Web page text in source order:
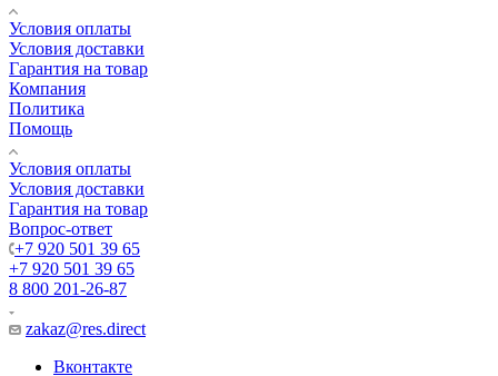
Условия оплаты
Условия доставки
Гарантия на товар
Компания
Политика
Помощь
Условия оплаты
Условия доставки
Гарантия на товар
Вопрос-ответ
+7 920 501 39 65
+7 920 501 39 65
8 800 201-26-87
zakaz@res.direct
Вконтакте